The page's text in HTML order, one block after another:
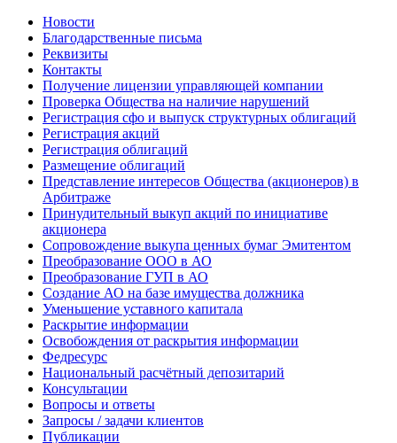
Новости
Благодарственные письма
Реквизиты
Контакты
Получение лицензии управляющей компании
Проверка Общества на наличие нарушений
Регистрация сфо и выпуск структурных облигаций
Регистрация акций
Регистрация облигаций
Размещение облигаций
Представление интересов Общества (акционеров) в
Арбитраже
Принудительный выкуп акций по инициативе
акционера
Сопровождение выкупа ценных бумаг Эмитентом
Преобразование ООО в АО
Преобразование ГУП в АО
Создание АО на базе имущества должника
Уменьшение уставного капитала
Раскрытие информации
Освобождения от раскрытия информации
Федресурс
Национальный расчётный депозитарий
Консультации
Вопросы и ответы
Запросы / задачи клиентов
Публикации